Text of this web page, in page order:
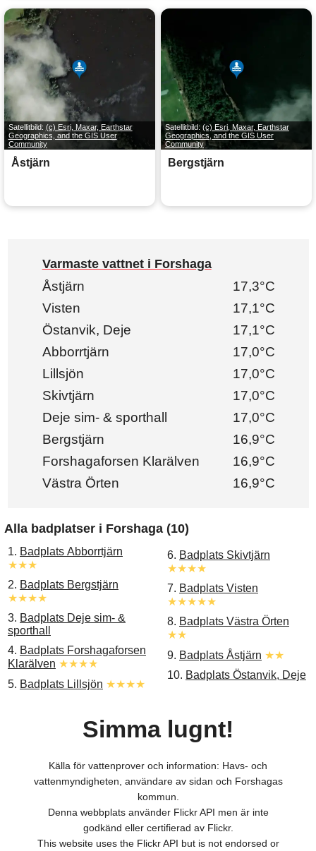
Satellitbild: (c) Esri, Maxar, Earthstar
Geographics, and the GIS User
Community
Åstjärn
Satellitbild: (c) Esri, Maxar, Earthstar
Geographics, and the GIS User
Community
Bergstjärn
Varmaste vattnet i Forshaga
Åstjärn
17,3°C
Visten
17,1°C
Östanvik, Deje
17,1°C
Abborrtjärn
17,0°C
Lillsjön
17,0°C
Skivtjärn
17,0°C
Deje sim- & sporthall
17,0°C
Bergstjärn
16,9°C
Forshagaforsen Klarälven
16,9°C
Västra Örten
16,9°C
Alla badplatser i Forshaga (10)
1. Badplats Abborrtjärn
★★★
2. Badplats Bergstjärn
★★★★
3. Badplats Deje sim- &
sporthall
4. Badplats Forshagaforsen
Klarälven ★★★★
5. Badplats Lillsjön ★★★★
6. Badplats Skivtjärn
★★★★
7. Badplats Visten
★★★★★
8. Badplats Västra Örten
★★
9. Badplats Åstjärn ★★
10. Badplats Östanvik, Deje
Simma lugnt!
Källa för vattenprover och information: Havs- och
vattenmyndigheten, användare av sidan och Forshagas
kommun.
Denna webbplats använder Flickr API men är inte
godkänd eller certifierad av Flickr.
This website uses the Flickr API but is not endorsed or